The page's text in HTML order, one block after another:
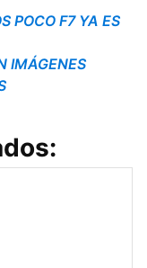
POCO F7 YA ES
IMÁGENES